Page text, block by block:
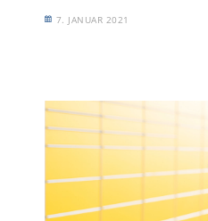
7. JANUAR 2021